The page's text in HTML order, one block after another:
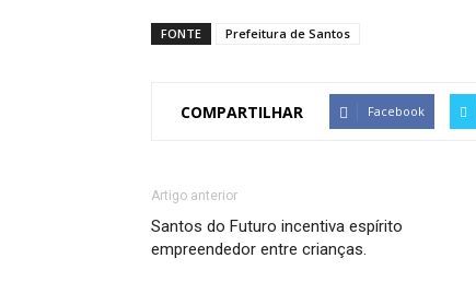
FONTE Prefeitura de Santos
COMPARTILHAR Facebook
Artigo anterior
Santos do Futuro incentiva espírito
empreendedor entre crianças.